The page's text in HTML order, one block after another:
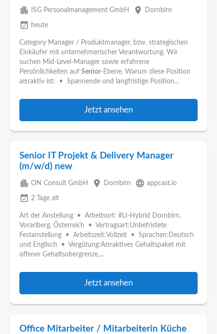
apartment ISG Personalmanagement GmbH place Dornbirn
event_available heute
Category Manager / Produktmanager, bzw. strategischen
Einkäufer mit unternehmerischer Verantwortung. Wir
suchen Mid-Level-Manager sowie erfahrene
Persönlichkeiten auf Senior-Ebene. Warum diese Position
attraktiv ist: • Spannende und langfristige Position...
Jetzt ansehen
Senior IT Projekt & Delivery Manager
(m/w/d) new
apartment ON Consult GmbH place Dornbirn language appcast.io
event_available 2 Tage alt
Art der Anstellung • Arbeitsort: #LI-Hybrid Dornbirn,
Vorarlberg, Österreich • Vertragsart:Unbefristete
Festanstellung • Arbeitszeit:Vollzeit • Sprachen:Deutsch
und Englisch • Vergütung:Attraktives Gehaltspaket mit
offener Gehaltsobergrenze,...
Jetzt ansehen
Office Mitarbeiter / Mitarbeiterin Küche